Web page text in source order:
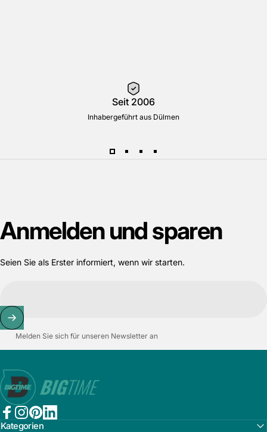
Seit 2006
Inhabergeführt aus Dülmen
Anmeldenundsparen
Seien Sie als Erster informiert, wenn wir starten.
Melden Sie sich für unseren Newsletter an
Bigtime.de
Facebook
Instagram
PinterestLinkedIn
Kategorien